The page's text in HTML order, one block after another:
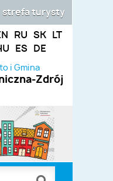
i Gmina
Zdrój
RU SK
LT
ES DE
strefa turysty